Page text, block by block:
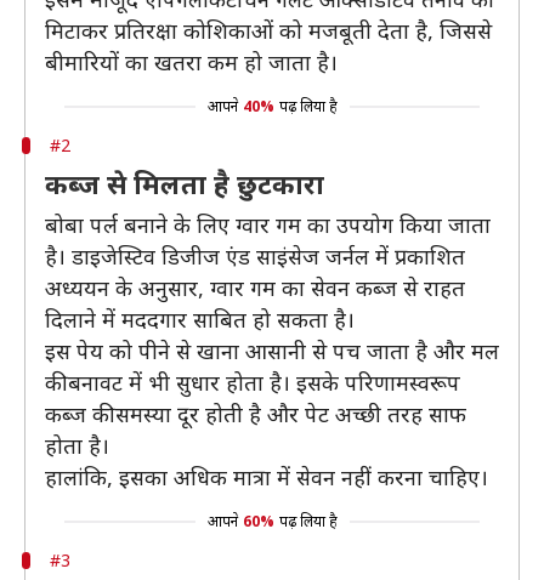
मिटाकर प्रतिरक्षा कोशिकाओं को मजबूती देता है, जिससे
बीमारियों का खतरा कम हो जाता है।
आपने 40% पढ़ लिया है
#2
कब्ज से मिलता है छुटकारा
बोबा पर्ल बनाने के लिए ग्वार गम का उपयोग किया जाता
है। डाइजेस्टिव डिजीज एंड साइंसेज जर्नल में प्रकाशित
अध्ययन के अनुसार, ग्वार गम का सेवन कब्ज से राहत
दिलाने में मददगार साबित हो सकता है।
इस पेय को पीने से खाना आसानी से पच जाता है और मल
की बनावट में भी सुधार होता है। इसके परिणामस्वरूप
कब्ज की समस्या दूर होती है और पेट अच्छी तरह साफ
होता है।
हालांकि, इसका अधिक मात्रा में सेवन नहीं करना चाहिए।
आपने 60% पढ़ लिया है
#3